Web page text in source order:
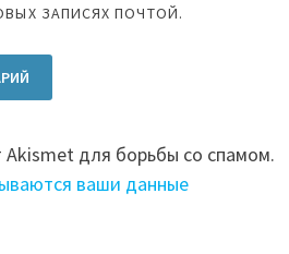
ЗАПИСЯХ ПОЧТОЙ.
Akismet для борьбы со спамом.
ваши данные